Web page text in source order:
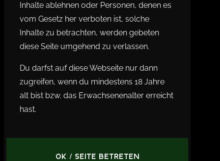
Inhalte ablehnen oder Personen, denen es
vom Gesetz her verboten ist, solche
Inhalte zu betrachten, werden gebeten
diese Seite umgehend zu verlassen.
Du darfst auf diese Webseite nur dann
zugreifen, wenn du mindestens 18 Jahre
alt bist bzw. das Erwachsenenalter erreicht
hast.
OK / Seite betreten